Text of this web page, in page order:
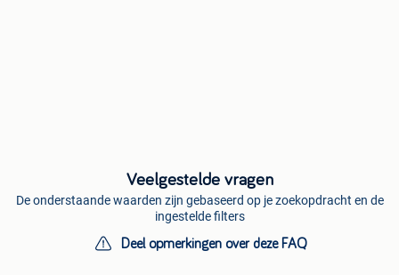
Veelgestelde vragen
De onderstaande waarden zijn gebaseerd op je zoekopdracht en de
ingestelde filters
Deel opmerkingen over deze FAQ